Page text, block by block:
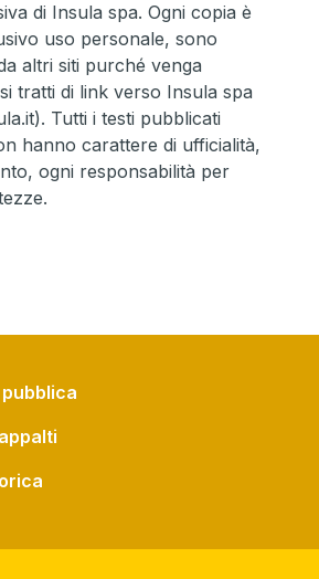
di Insula spa. Ogni copia è
uso personale, sono
altri siti purché venga
tratti di link verso Insula spa
Tutti i testi pubblicati
hanno carattere di ufficialità,
ogni responsabilità per